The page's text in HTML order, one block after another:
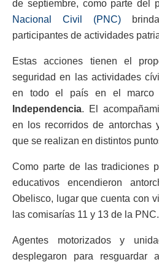
de septiembre, como parte del
Nacional Civil (PNC)
participantes de actividades
Estas acciones tienen el
seguridad en las actividades
en todo el país en el
Independencia. El
en los recorridos de antorchas
que se realizan en distintos
Como parte de las tradiciones
educativos encendieron
Obelisco, lugar que cuenta con
las comisarías 11 y 13 de la PNC.
Agentes motorizados y
desplegaron para